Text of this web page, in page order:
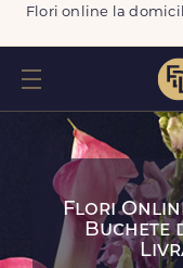
Flori online la
Flori
Buchete